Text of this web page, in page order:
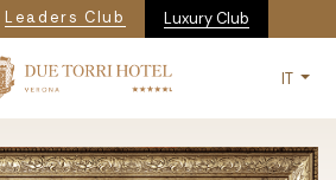
secondaria
Leaders Club Luxury Club
IT